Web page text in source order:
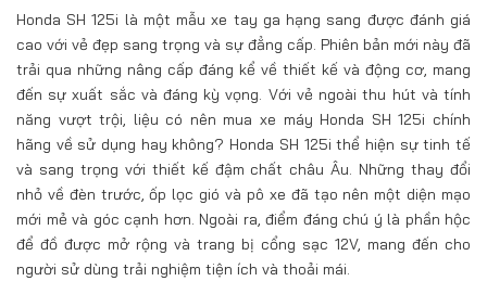
Honda SH 125i là một mẫu xe tay ga hạng sang được đánh giá
cao với vẻ đẹp sang trọng và sự đẳng cấp. Phiên bản mới này đã
trải qua những nâng cấp đáng kể về thiết kế và động cơ, mang
đến sự xuất sắc và đáng kỳ vọng. Với vẻ ngoài thu hút và tính
năng vượt trội, liệu có nên mua xe máy Honda SH 125i chính
hãng về sử dụng hay không? Honda SH 125i thể hiện sự tinh tế
và sang trọng với thiết kế đậm chất châu Âu. Những thay đổi
nhỏ về đèn trước, ốp lọc gió và pô xe đã tạo nên một diện mạo
mới mẻ và góc cạnh hơn. Ngoài ra, điểm đáng chú ý là phần hộc
để đồ được mở rộng và trang bị cổng sạc 12V, mang đến cho
người sử dùng trải nghiệm tiện ích và thoải mái.